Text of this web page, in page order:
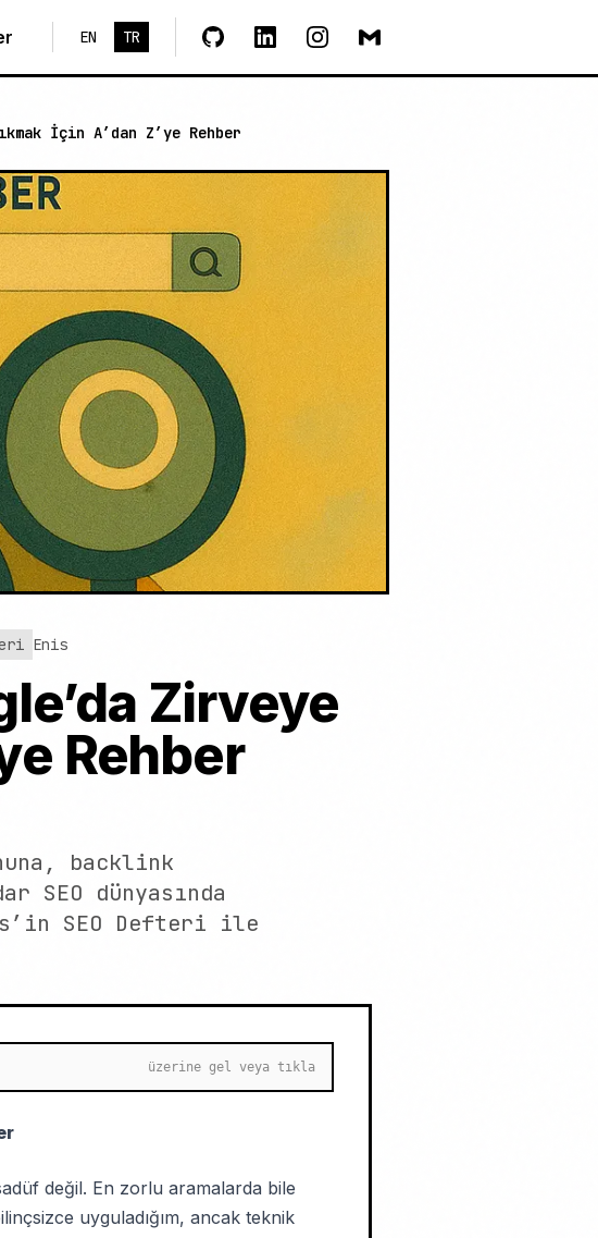
EN TR
İçin A’dan Z’ye Rehber
Enis
Zirveye
Rehber
backlink
dünyasında
SEO Defteri ile
üzerine gel veya tıkla
değil. En zorlu aramalarda bile
uyguladığım, ancak teknik